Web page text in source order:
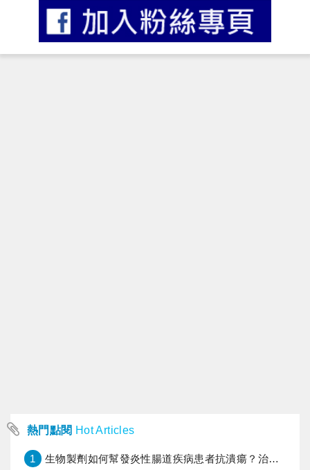
熱門點閱 Hot Articles
1 生物製劑如何幫發炎性腸道疾病患者抗潰瘍？治療進展與健保給付困境一次看